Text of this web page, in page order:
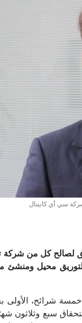
لصالح كل من شركة
محيل ومنشئ